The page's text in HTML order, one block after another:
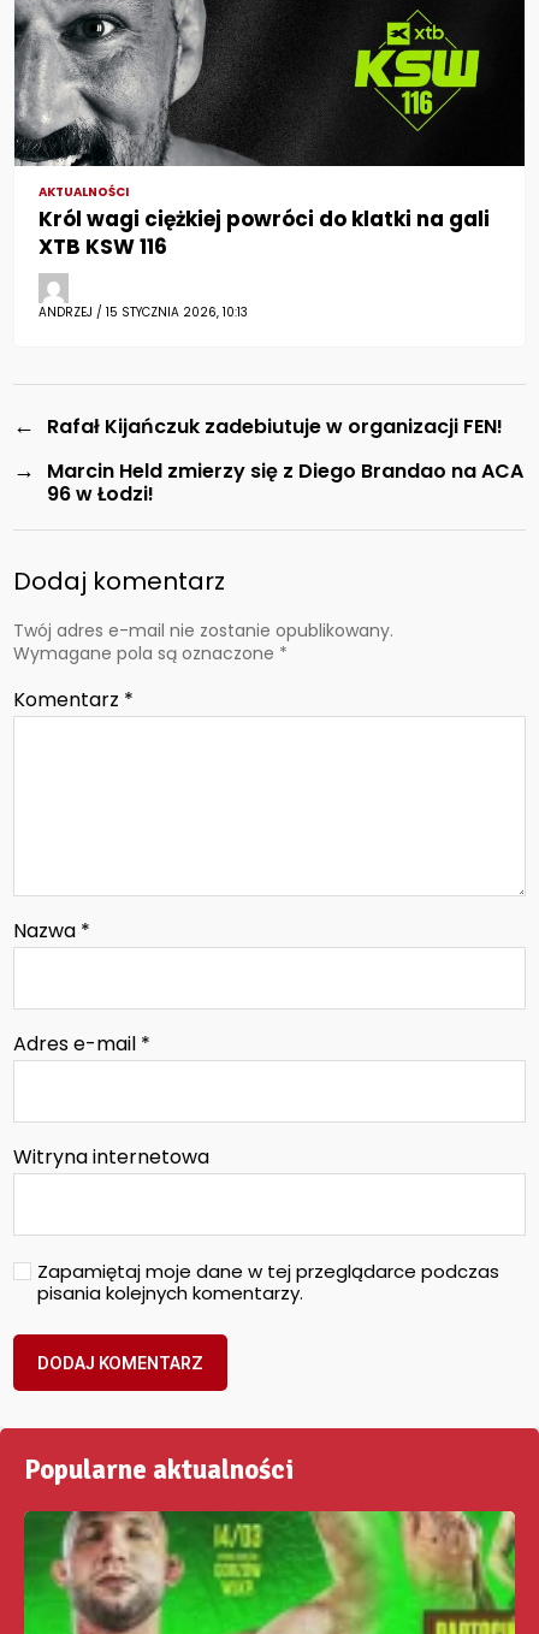
AKTUALNOŚCI
Król wagi ciężkiej powróci do klatki na gali
XTB KSW 116
ANDRZEJ / 15 STYCZNIA 2026, 10:13
← Rafał Kijańczuk zadebiutuje w organizacji FEN!
→
Marcin Held zmierzy się z Diego Brandao na ACA
96 w Łodzi!
Dodaj komentarz
Twój adres e-mail nie zostanie opublikowany.
Wymagane pola są oznaczone *
Komentarz *
Nazwa *
Adres e-mail *
Witryna internetowa
Zapamiętaj moje dane w tej przeglądarce podczas
pisania kolejnych komentarzy.
Popularne aktualności